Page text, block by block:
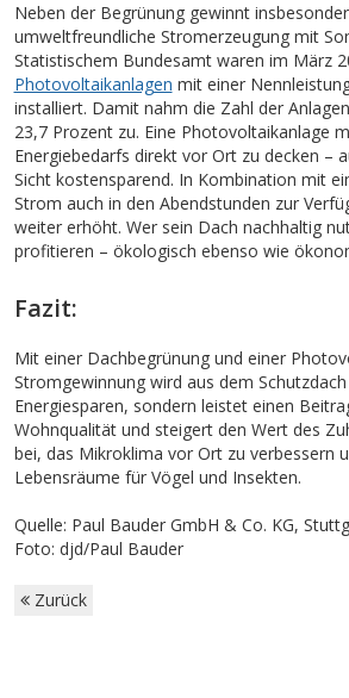
Neben der Begrünung gewinnt
umweltfreundliche Stromerzeugung mit
Statistischem Bundesamt waren im März
Photovoltaikanlagen mit einer
installiert. Damit nahm die Zahl der
23,7 Prozent zu. Eine Photovoltaikanlage
Energiebedarfs direkt vor Ort zu decken –
Sicht kostensparend. In Kombination mit
Strom auch in den Abendstunden zur
weiter erhöht. Wer sein Dach nachhaltig
profitieren – ökologisch ebenso wie
Fazit:
Mit einer Dachbegrünung und einer
Stromgewinnung wird aus dem
Energiesparen, sondern leistet einen
Wohnqualität und steigert den Wert des
bei, das Mikroklima vor Ort zu verbessern
Lebensräume für Vögel und Insekten.
Quelle: Paul Bauder GmbH & Co. KG,
Foto: djd/Paul Bauder
Zurück